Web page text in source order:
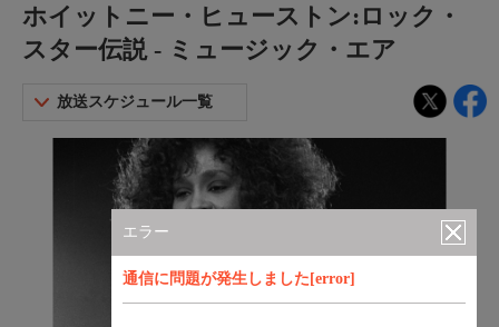
エラー
通信に問題が発生しました[error]
ホイットニー・ヒューストン:ロック・
スター伝説 - ミュージック・エア
放送スケジュール一覧